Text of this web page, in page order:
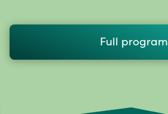
Full program